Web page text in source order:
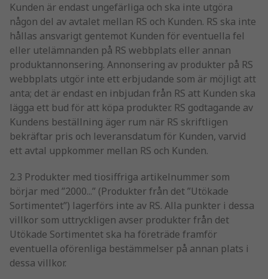
Kunden är endast ungefärliga och ska inte utgöra
någon del av avtalet mellan RS och Kunden. RS ska inte
hållas ansvarigt gentemot Kunden för eventuella fel
eller utelämnanden på RS webbplats eller annan
produktannonsering. Annonsering av produkter på RS
webbplats utgör inte ett erbjudande som är möjligt att
anta; det är endast en inbjudan från RS att Kunden ska
lägga ett bud för att köpa produkter. RS godtagande av
Kundens beställning äger rum när RS skriftligen
bekräftar pris och leveransdatum för Kunden, varvid
ett avtal uppkommer mellan RS och Kunden.
2.3 Produkter med tiosiffriga artikelnummer som
börjar med ”2000...” (Produkter från det ”Utökade
Sortimentet”) lagerförs inte av RS. Alla punkter i dessa
villkor som uttryckligen avser produkter från det
Utökade Sortimentet ska ha företräde framför
eventuella oförenliga bestämmelser på annan plats i
dessa villkor.